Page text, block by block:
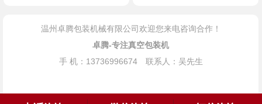
温州卓腾包装机械有限公司欢迎您来电咨询合作！
卓腾-专注真空包装机
手 机：13736996674 联系人：吴先生